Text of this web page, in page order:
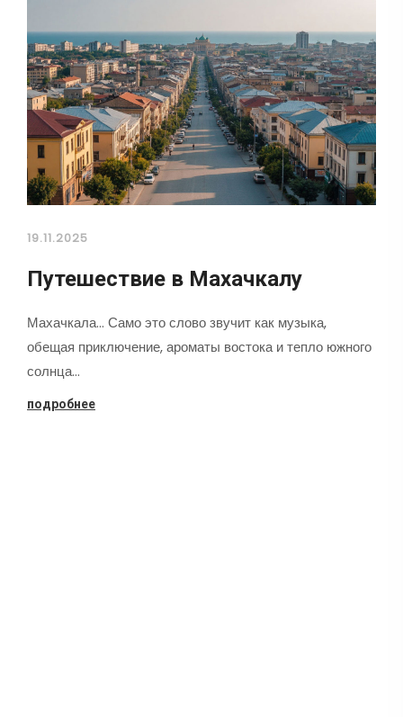
19.11.2025
Путешествие в Махачкалу
Махачкала... Само это слово звучит как музыка,
обещая приключение, ароматы востока и тепло южного
солнца…
подробнее